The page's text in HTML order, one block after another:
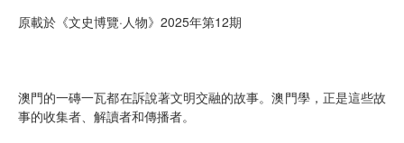
原載於《文史博覽·人物》2025年第12期
澳門的一磚一瓦都在訴說著文明交融的故事。澳門學，正是這些故
事的收集者、解讀者和傳播者。